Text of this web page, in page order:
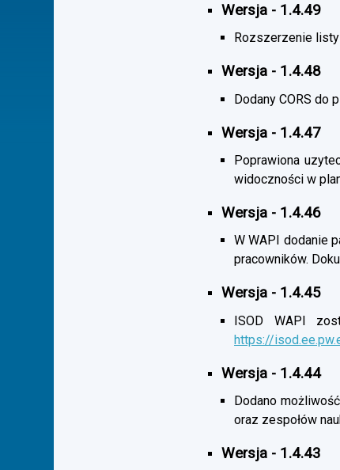
Wersja - 1.4.49
Rozszerzenie
Wersja - 1.4.48
Dodany CORS do
Wersja - 1.4.47
Poprawiona
widoczności w
Wersja - 1.4.46
W WAPI dodanie
pracowników.
Wersja - 1.4.45
ISOD WAPI
https://
Wersja - 1.4.44
Dodano
oraz zespołów
Wersja - 1.4.43